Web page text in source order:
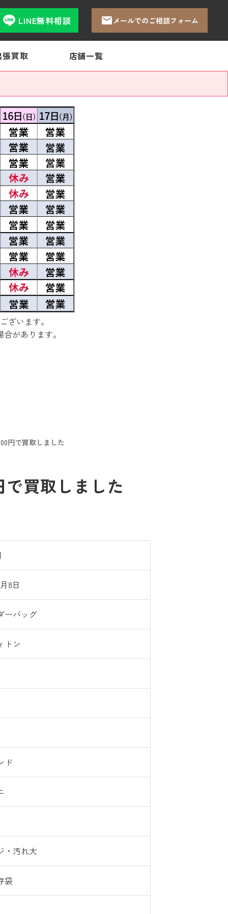
LINE無料相談 メールでのご相談フォーム
張買取 店舗一覧
ざいます。
があります。
円で買取しました
で買取しました
8日
ーバッグ
トン
ド
・汚れ大
袋